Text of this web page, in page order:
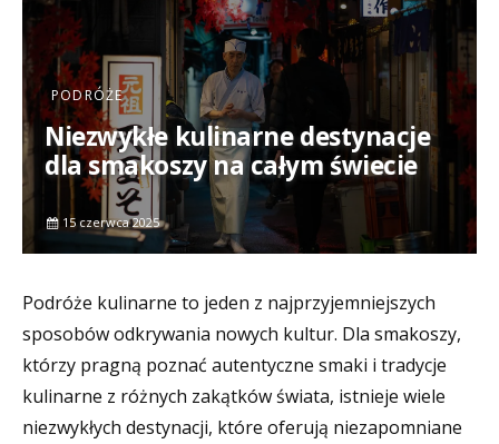
PODRÓŻE
Niezwykłe kulinarne destynacje
dla smakoszy na całym świecie
15 czerwca 2025
Podróże kulinarne to jeden z najprzyjemniejszych
sposobów odkrywania nowych kultur. Dla smakoszy,
którzy pragną poznać autentyczne smaki i tradycje
kulinarne z różnych zakątków świata, istnieje wiele
niezwykłych destynacji, które oferują niezapomniane